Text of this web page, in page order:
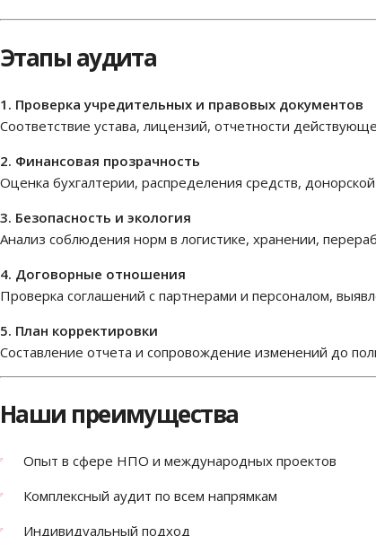
Этапы аудита
1. Проверка учредительных и правовых документов
Соответствие устава, лицензий, отчетности
2. Финансовая прозрачность
Оценка бухгалтерии, распределения средств,
3. Безопасность и экология
Анализ соблюдения норм в логистике, хранении,
4. Договорные отношения
Проверка соглашений с партнерами и персоналом,
5. План корректировки
Составление отчета и сопровождение изменений до
Наши преимущества
Опыт в сфере НПО и международных проектов
Комплексный аудит по всем напрямкам
Индивидуальный подход